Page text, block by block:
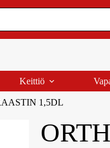
Oma Tili
Keittiö
1,5DL